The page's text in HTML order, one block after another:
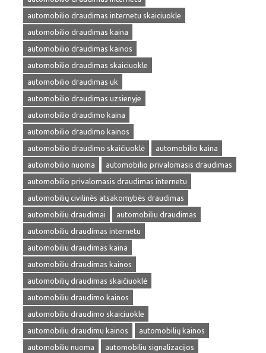
automobilio draudimas internetu skaiciuokle
automobilio draudimas kaina
automobilio draudimas kainos
automobilio draudimas skaiciuokle
automobilio draudimas uk
automobilio draudimas uzsienyje
automobilio draudimo kaina
automobilio draudimo kainos
automobilio draudimo skaičiuoklė
automobilio kaina
automobilio nuoma
automobilio privalomasis draudimas
automobilio privalomasis draudimas internetu
automobilių civilinės atsakomybės draudimas
automobiliu draudimai
automobiliu draudimas
automobiliu draudimas internetu
automobiliu draudimas kaina
automobiliu draudimas kainos
automobilių draudimas skaičiuoklė
automobiliu draudimo kainos
automobiliu draudimo skaiciuokle
automobiliu draudimu kainos
automobilių kainos
automobiliu nuoma
automobiliu signalizacijos